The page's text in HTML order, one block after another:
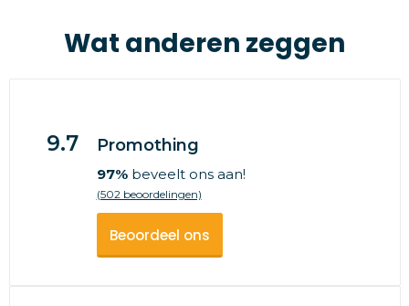
Wat anderen zeggen
9.7 Promothing
97%beveelt ons aan!
(502 beoordelingen)
Beoordeel ons